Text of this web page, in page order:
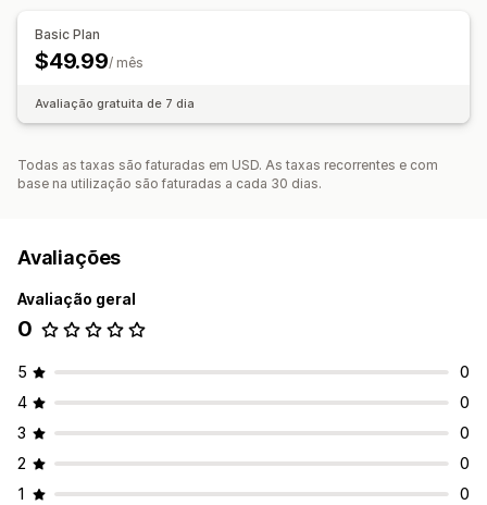
Basic Plan
$49.99/ mês
Avaliação gratuita de 7 dia
Todas as taxas são faturadas em USD. As taxas recorrentes e com
base na utilização são faturadas a cada 30 dias.
Avaliações
Avaliação geral
0
5
0
4
0
3
0
2
0
1
0